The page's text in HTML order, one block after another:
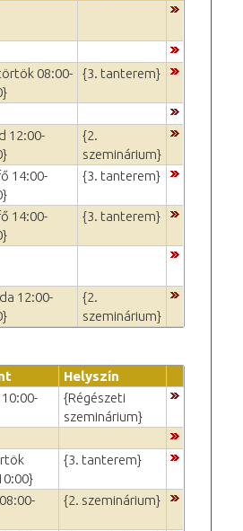
08:00-
{3. tanterem}
12:00-
{2.
szeminárium}
14:00-
{3. tanterem}
14:00-
{3. tanterem}
12:00-
{2.
szeminárium}
Helyszín
{Régészeti
szeminárium}
{3. tanterem}
{2. szeminárium}